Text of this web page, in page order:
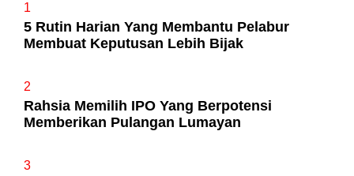
1
5 Rutin Harian Yang Membantu Pelabur
Membuat Keputusan Lebih Bijak
2
Rahsia Memilih IPO Yang Berpotensi
Memberikan Pulangan Lumayan
3